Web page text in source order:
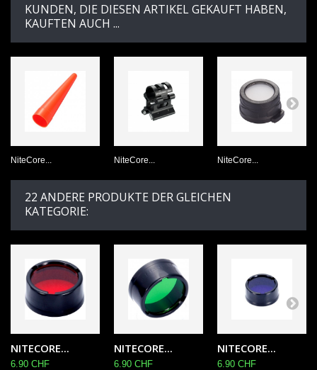
KUNDEN, DIE DIESEN ARTIKEL GEKAUFT HABEN,
KAUFTEN AUCH ...
NiteCore... NiteCore... NiteCore...
22 ANDERE PRODUKTE DER GLEICHEN
KATEGORIE:
NITECORE...
6.90 CHF
NITECORE...
6.90 CHF
NITECORE...
6.90 CHF